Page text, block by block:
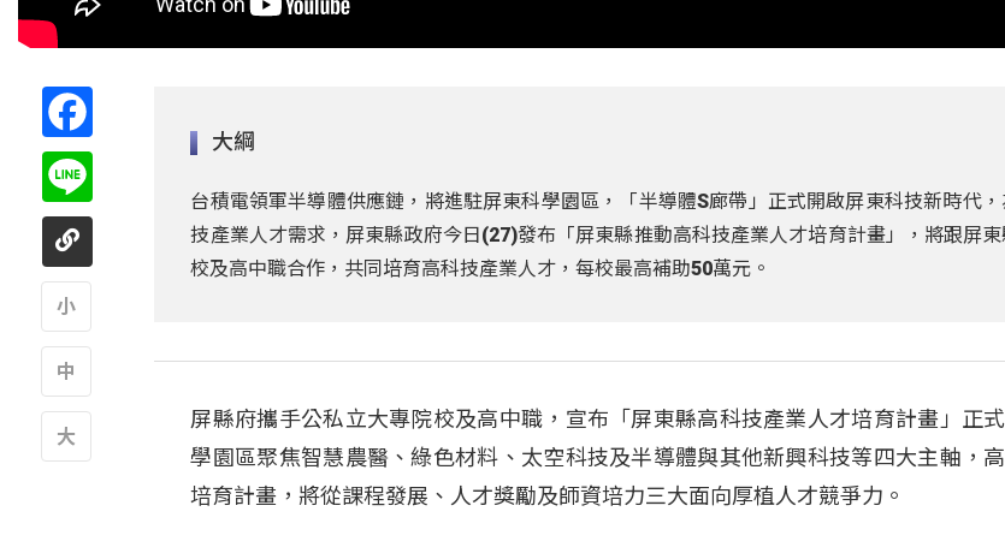
大綱
台積電領軍半導體供應鏈，將進駐屏東科學園區，「半導體S廊帶」正式開啟屏東科技新時代
技產業人才需求，屏東縣政府今日(27)發布「屏東縣推動高科技產業人才培育計畫」，將跟屏
校及高中職合作，共同培育高科技產業人才，每校最高補助50萬元。
屏縣府攜手公私立大專院校及高中職，宣布「屏東縣高科技產業人才培育計畫」正
學園區聚焦智慧農醫、綠色材料、太空科技及半導體與其他新興科技等四大主軸，
培育計畫，將從課程發展、人才獎勵及師資培力三大面向厚植人才競爭力。